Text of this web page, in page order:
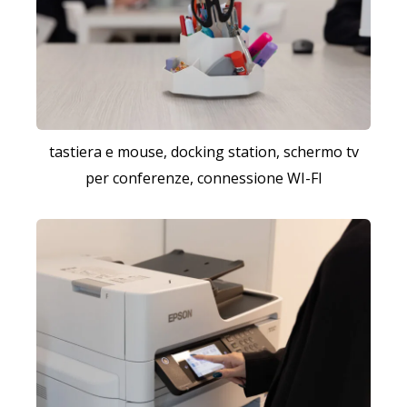
tastiera e mouse, docking station, schermo tv
per conferenze, connessione WI-FI